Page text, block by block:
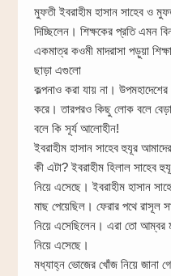
মুফতী ইবরাহীম হাসান সাহেব ও
দিচ্ছিলেন। শিক্ষকের প্রতি এমন
একমাত্র কওমী মাদরাসা পড়ুয়া
ছাড়া এগুলো
কল্পনাও করা যায় না।
করে। তারপরও কিছু লোক বলে
বলে কি সূর্য আলোহীন!
ইবরাহীম হাসান সাহেব হুযূর
কী এটা? ইবরাহীম হিলাল সাহেব
নিয়ে এসেছে। ইবরাহীম হাসান
মাছ পেয়েছিল। ফেরার পথে রাসূল
নিয়ে এসেছিলেন। এরা তো আম্বর
নিয়ে এসেছে।
মধ্যাহ্ন ভোজের খোঁজ নিয়ে জানা